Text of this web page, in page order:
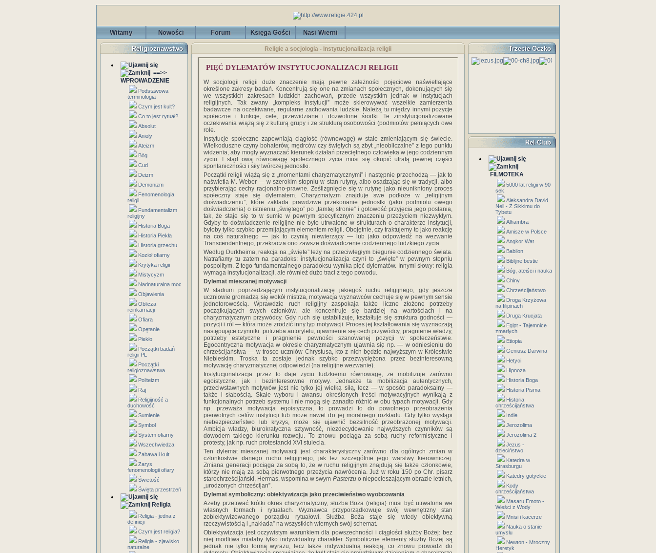
Witamy Nowości Forum Księga Gości Nasi Wierni
Religioznawstwo
==>>
WPROWADZENIE
Podstawowa
terminologia
Czym jest kult?
Co to jest rytuał?
Absolut
Anioły
Ateizm
Bóg
Cud
Deizm
Demonizm
Fenomenologia
religii
Fundamentalizm
religijny
Historia Boga
Historia Piekła
Historia grzechu
Kozioł ofiarny
Krytyka religii
Mistycyzm
Nadnaturalna moc
Objawienia
Oblicza
reinkarnacji
Ofiara
Opętanie
Piekło
Początki badań
religii PL
Początki
religioznawstwa
Politeizm
Raj
Religijność a
duchowość
Sumienie
Symbol
System ofiarny
Wszechwiedza
Zabawa i kult
Zarys
fenomenologii ofiary
Świetość
Święta przestrzeń
Religia
Religia - jedna z
definicji
Czym jest religia?
Religia - zjawisko
naturalne
Religie a socjologia - Instytucjonalizacja religii
PIĘĆ DYLEMATÓW INSTYTUCJONALIZACJI RELIGII
W socjologii religii duże znaczenie mają pewne zależności pojęciowe naświetlające
określone zakresy badań. Koncentrują się one na zmianach społecznych, dokonujących się
we wszystkich zakresach ludzkich zachowań, przede wszystkim jednak w instytucjach
religijnych. Tak zwany „kompleks instytucji” może skierowywać wszelkie zamierzenia
badawcze na oczekiwane, regularne zachowania ludzkie. Należą tu między innymi pozycje
społeczne i funkcje, cele, przewidziane i dozwolone środki. Te zinstytucjonalizowane
oczekiwania wiążą się z kulturą grupy i ze strukturą osobowości (podmiotów pełniących owe
role.
Instytucje społeczne zapewniają ciągłość (równowagę) w stale zmieniającym się świecie.
Wielkoduszne czyny bohaterów, mędrców czy świętych są zbyt „nieobliczalne” z tego punktu
widzenia, aby mogły wyznaczać kierunek działań przeciętnego człowieka w jego codziennym
życiu. I stąd ową równowagę społecznego życia musi się okupić utratą pewnej części
spontaniczności i siły twórczej jednostki.
Początki religii wiążą się z „momentami charyzmatycznymi” i następnie przechodzą — jak to
naświetla M. Weber — w szerokim stopniu w stan rutyny, albo osadzając się w tradycji, albo
przybierając cechy racjonalno-prawne. Ześlizgnięcie się w rutynę jako nieunikniony proces
społeczny staje się dylematem. Charyzmatyzm znajduje swe podłoże w „religijnym
doświadczeniu”, które zakłada prawdziwe przekonanie jednostki (jako podmiotu owego
doświadczenia) o istnieniu „świętego” po „tamtej stronie” i gotowość przyjęcia jego posłania,
tak, że staje się to w sumie w pewnym specyficznym znaczeniu przeżyciem niezwykłym.
Gdyby to doświadczenie religijne nie było utrwalone w strukturach o charakterze instytucji,
byłoby tylko szybko przemijającym elementem religii. Obojętnie, czy traktujemy to jako reakcję
na coś naturalnego — jak to czynią niewierzący — lub jako odpowiedź na wezwanie
Transcendentnego, przekracza ono zawsze doświadczenie codziennego ludzkiego życia.
Według Durkheima, reakcja na „święte” leży na przeciwległym biegunie codziennego świata.
Natrafiamy tu zatem na paradoks: instytucjonalizacja czyni to „święte” w pewnym stopniu
pospolitym. Z tego fundamentalnego paradoksu wynika pięć dylematów. Innymi słowy: religia
wymaga instytucjonalizacji, ale również dużo traci z tego powodu.
Dylemat mieszanej motywacji
W stadium poprzedzającym instytucjonalizację jakiegoś ruchu religijnego, gdy jeszcze
uczniowie gromadzą się wokół mistrza, motywacja wyznawców cechuje się w pewnym sensie
jednotorowością. Wprawdzie ruch religijny zaspokaja także liczne złożone potrzeby
początkujących swych członków, ale koncentruje się bardziej na wartościach i na
charyzmatycznym przywódcy. Gdy ruch się ustabilizuje, kształtuje się struktura godności —
pozycji i ról — która może zrodzić inny typ motywacji. Proces jej kształtowania się wyznaczają
następujące czynniki: potrzeba autorytetu, ujawnienie się cech przywódcy, pragnienie władzy,
potrzeby estetyczne i pragnienie pewności szanowanej pozycji w społeczeństwie.
Egocentryczna motywacja w okresie charyzmatycznym ujawnia się np. — w odniesieniu do
chrześcijaństwa — w trosce uczniów Chrystusa, kto z nich będzie najwyższym w Królestwie
Niebieskim. Troska ta zostaje jednak szybko przezwyciężona przez bezinteresowną
motywację charyzmatycznej odpowiedzi (na religijne wezwanie).
Instytucjonalizacja przez to daje życiu ludzkiemu równowagę, że mobilizuje zarówno
egoistyczne, jak i bezinteresowne motywy. Jednakże ta mobilizacja autentycznych,
przeciwstawnych motywów jest nie tylko jej wielką siłą, lecz — w sposób paradoksalny —
także i słabością. Skale wyboru i awansu określonych treści motywacyjnych wynikają z
funkcjonalnych potrzeb systemu i nie mogą się zanadto różnić w obu typach motywacji. Gdy
np. przeważa motywacja egoistyczna, to prowadzi to do powolnego przeobrażenia
pierwotnych celów instytucji lub może nawet do jej moralnego rozkładu. Gdy tylko wystąpi
niebezpieczeństwo lub kryzys, może się ujawnić bezsilność przeobrażonej motywacji.
Ambicja władzy, biurokratyczna sztywność, niezdecydowanie najwyższych czynników są
dowodem takiego kierunku rozwoju. To znowu pociąga za sobą ruchy reformistyczne i
protesty, jak np. ruch protestancki XVI stulecia.
Ten dylemat mieszanej motywacji jest charakterystyczny zarówno dla ogólnych zmian w
członkostwie danego ruchu religijnego, jak też szczególnie jego warstwy kierowniczej.
Zmiana generacji pociąga za sobą to, że w ruchu religijnym znajdują się także członkowie,
którzy nie mają za sobą pierwotnego przeżycia nawrócenia. Już w roku 150 po Chr. pisarz
starochrześcijański, Hermas, wspomina w swym Pasterzuo niepocieszającym obrazie letnich,
„urodzonych chrześcijan”.
Dylemat symboliczny: obiektywizacja jako przeciwieństwo wyobcowania
Ażeby przetrwać krótki okres charyzmatyczny, służba Boża (religia) musi być utrwalona we
własnych formach i rytuałach. Wyznawca przyporządkowuje swój wewnętrzny stan
zobiektywizowanego porządku rytuałowi. Służba Boża staje się wtedy obiektywną
rzeczywistością i „nakłada” na wszystkich wiernych swój schemat.
Obiektywizacja jest oczywistym warunkiem dla powszechności i ciągłości służby Bożej: bez
niej modlitwa miałaby tylko indywidualny charakter. Symboliczne elementy służby Bożej są
jednak nie tylko formą wyrazu, lecz także indywidualną reakcją, co znowu prowadzi do
Trzecie Oczko
Rel-Club
FILMOTEKA
5000 lat religii w 90
sek.
Aleksandra David
Nell - Z Sikkimu do
Tybetu
Alhambra
Amisze w Polsce
Angkor Wat
Babilon
Biblijne bestie
Bóg, ateiści i nauka
Chiny
Chrześcijaństwo
Droga Krzyżowa
na filipinach
Druga Krucjata
Egipt - Tajemnice
zmarłych
Etiopia
Geniusz Darwina
Hetyci
Hipnoza
Historia Boga
Historia Pisma
Historia
chrześcijaństwa
Indie
Jerozolima
Jerozolima 2
Jezus -
dzieciństwo
Katedra w
Strasburgu
Katedry gotyckie
Kody
chrześcijaństwa
Masaru Emoto -
Wieści z Wody
Mnisi i kacerze
Nauka o stanie
umyslu
Newton - Mroczny
Heretyk